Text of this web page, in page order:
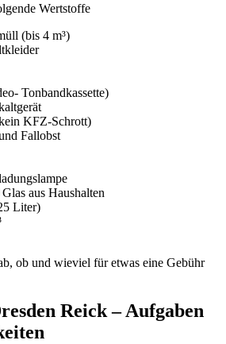
Wertstoffe
(bis 4 m³)
Tonbandkassette)
KFZ-Schrott)
Fallobst
aus Haushalten
Liter)
ob und wieviel für etwas eine Gebühr
Reick – Aufgaben